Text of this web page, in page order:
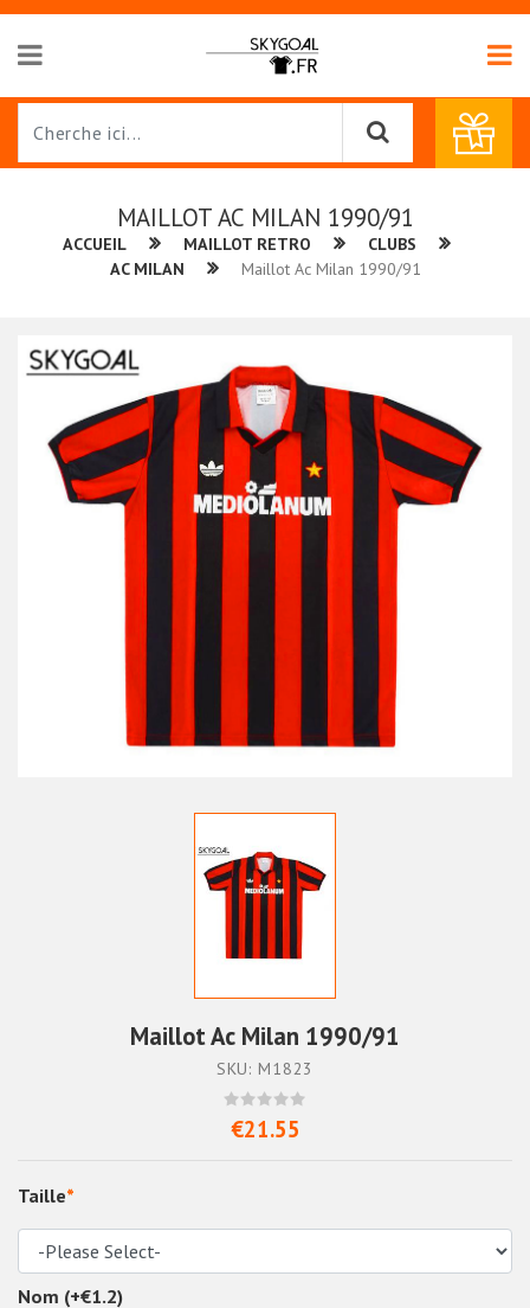
MAILLOT AC MILAN 1990/91
ACCUEIL MAILLOT RETRO
CLUBS
AC MILAN
Maillot Ac Milan 1990/91
Maillot Ac Milan 1990/91
SKU: M1823
€21.55
Taille*
Nom (+€1.2)